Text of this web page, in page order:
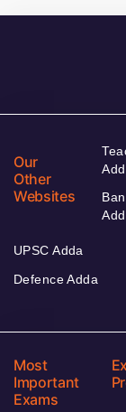
Our
Other
Websites
UPSC Adda
Defence Adda
Most
Important
Exams